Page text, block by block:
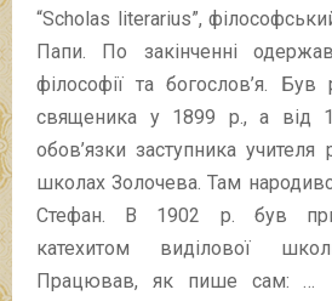
“Scholas literarius”,
Папи. По закінченні
філософії та богослов’я.
священика у 1899 р., а від
обов’язки заступника учителя
школах Золочева. Там
Стефан. В 1902 р. був
катехитом виділової
Працював, як пише сам: …